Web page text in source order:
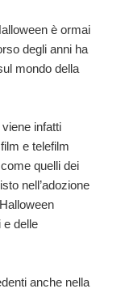
è ormai
degli anni ha
mondo della
infatti
e telefilm
quelli dei
nell’adozione
e delle
anche nella